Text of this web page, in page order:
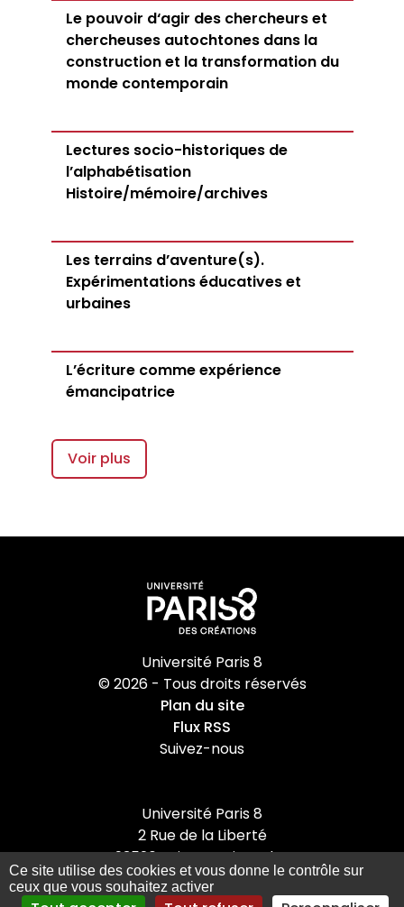
Le pouvoir d‘agir des chercheurs et
chercheuses autochtones dans la
construction et la transformation du
monde contemporain
Lectures socio-historiques de
l’alphabétisation
Histoire/mémoire/archives
Les terrains d’aventure(s).
Expérimentations éducatives et
urbaines
L’écriture comme expérience
émancipatrice
Voir plus
Université Paris 8
© 2026 - Tous droits réservés
Plan du site
Flux RSS
Suivez-nous
Université Paris 8
2 Rue de la Liberté
93526 Saint-Denis cedex
Tel : +33(0)1 49 40 67 89
Ce site utilise des cookies et vous donne le contrôle sur
ceux que vous souhaitez activer